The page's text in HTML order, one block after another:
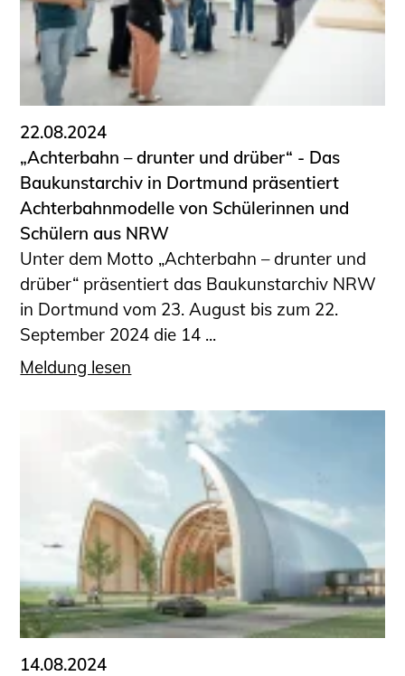
22.08.2024
„Achterbahn – drunter und drüber“ - Das
Baukunstarchiv in Dortmund präsentiert
Achterbahnmodelle von Schülerinnen und
Schülern aus NRW
Unter dem Motto „Achterbahn – drunter und
drüber“ präsentiert das Baukunstarchiv NRW
in Dortmund vom 23. August bis zum 22.
September 2024 die 14 ...
Meldung lesen
14.08.2024